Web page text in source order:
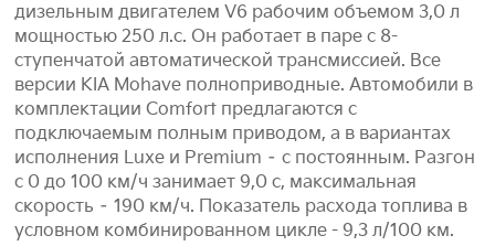
дизельным двигателем V6 рабочим объемом 3,0 л
мощностью 250 л.с. Он работает в паре с 8-
ступенчатой автоматической трансмиссией. Все
версии KIA Mohave полноприводные. Автомобили в
комплектации Comfort предлагаются с
подключаемым полным приводом, а в вариантах
исполнения Luxe и Premium – с постоянным. Разгон
с 0 до 100 км/ч занимает 9,0 с, максимальная
скорость – 190 км/ч. Показатель расхода топлива в
условном комбинированном цикле - 9,3 л/100 км.